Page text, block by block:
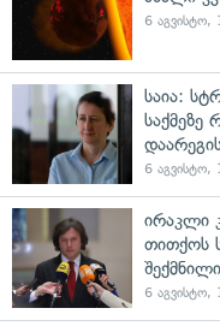
6 აგვისტო,
საია:
საქმეზე
6 აგვისტო,
ირაკლი
თითქოს
6 აგვისტო,